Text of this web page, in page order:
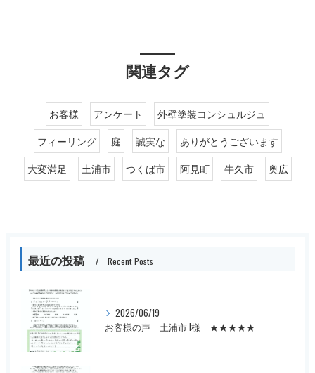
関連タグ
お客様 アンケート
外壁塗装コンシュルジュ
フィーリング
庭 誠実な
ありがとうございます
大変満足
土浦市 つくば市 阿見町 牛久市 奥広
最近の投稿 Recent Posts
2026/06/19
お客様の声｜土浦市 I様｜★★★★★